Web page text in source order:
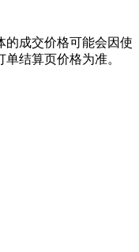
的成交价格可能会因使
结算页价格为准。